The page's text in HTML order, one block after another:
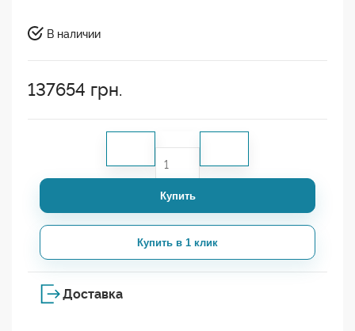
В наличии
137654 грн.
Купить
Купить в 1 клик
Доставка